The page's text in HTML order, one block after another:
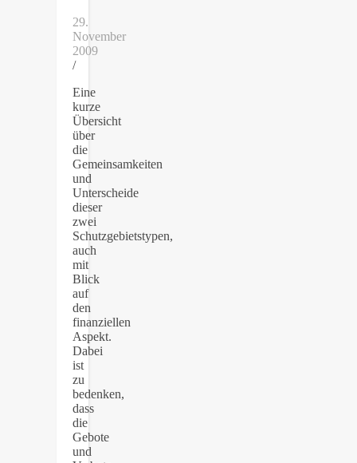
29.
November
2009
/
Eine
kurze
Übersicht
über
die
Gemeinsamkeiten
und
Unterscheide
dieser
zwei
Schutzgebietstypen,
auch
mit
Blick
auf
den
finanziellen
Aspekt.
Dabei
ist
zu
bedenken,
dass
die
Gebote
und